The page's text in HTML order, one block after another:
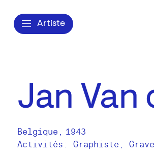
Artiste
Jan Van
Belgique , 1943
Activités: Graphiste